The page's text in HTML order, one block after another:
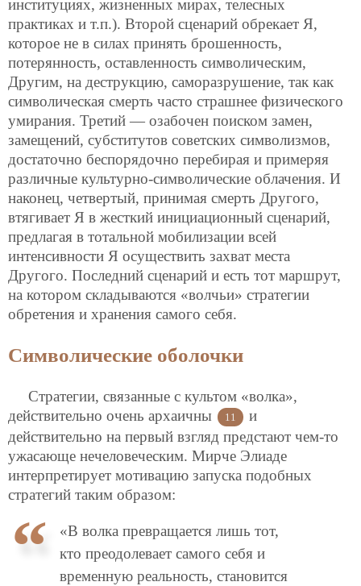
институциях, жизненных мирах, телесных
практиках и т.п.). Второй сценарий обрекает Я,
которое не в силах принять брошенность,
потерянность, оставленность символическим,
Другим, на деструкцию, саморазрушение, так как
символическая смерть часто страшнее физического
умирания. Третий — озабочен поиском замен,
замещений, субститутов советских символизмов,
достаточно беспорядочно перебирая и примеряя
различные культурно-символические облачения. И
наконец, четвертый, принимая смерть Другого,
втягивает Я в жесткий инициационный сценарий,
предлагая в тотальной мобилизации всей
интенсивности Я осуществить захват места
Другого. Последний сценарий и есть тот маршрут,
на котором складываются «волчьи» стратегии
обретения и хранения самого себя.
Символические оболочки
Стратегии, связанные с культом «волка»,
действительно очень архаичны
11
и
действительно на первый взгляд предстают чем-то
ужасающе нечеловеческим. Мирче Элиаде
интерпретирует мотивацию запуска подобных
стратегий таким образом:
«В волка превращается лишь тот,
кто преодолевает самого себя и
временную реальность, становится